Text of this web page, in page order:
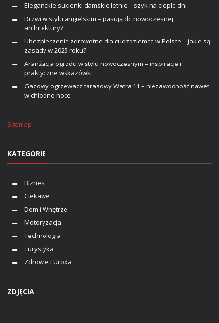
Eleganckie sukienki damskie letnie – szyk na ciepłe dni
Drzwi w stylu angielskim – pasują do nowoczesnej
architektury?
Ubezpieczenie zdrowotne dla cudzoziemca w Polsce – jakie są
zasady w 2025 roku?
Aranżacja ogrodu w stylu nowoczesnym – inspiracje i
praktyczne wskazówki
Gazowy ogrzewacz tarasowy Watra 11 – niezawodność nawet
w chłodne noce
Sitemap
KATEGORIE
Biznes
Ciekawe
Dom i Wnętrze
Motoryzacja
Technologia
Turystyka
Zdrowie i Uroda
ZDJĘCIA